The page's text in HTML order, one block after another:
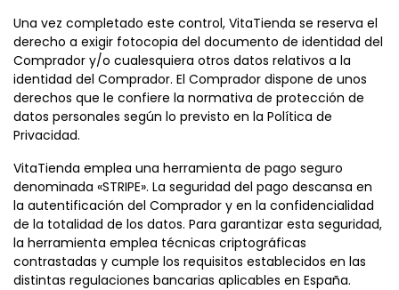
Una vez completado este control, VitaTienda se reserva el
derecho a exigir fotocopia del documento de identidad del
Comprador y/o cualesquiera otros datos relativos a la
identidad del Comprador. El Comprador dispone de unos
derechos que le confiere la normativa de protección de
datos personales según lo previsto en la Política de
Privacidad.
VitaTienda emplea una herramienta de pago seguro
denominada «STRIPE». La seguridad del pago descansa en
la autentificación del Comprador y en la confidencialidad
de la totalidad de los datos. Para garantizar esta seguridad,
la herramienta emplea técnicas criptográficas
contrastadas y cumple los requisitos establecidos en las
distintas regulaciones bancarias aplicables en España.